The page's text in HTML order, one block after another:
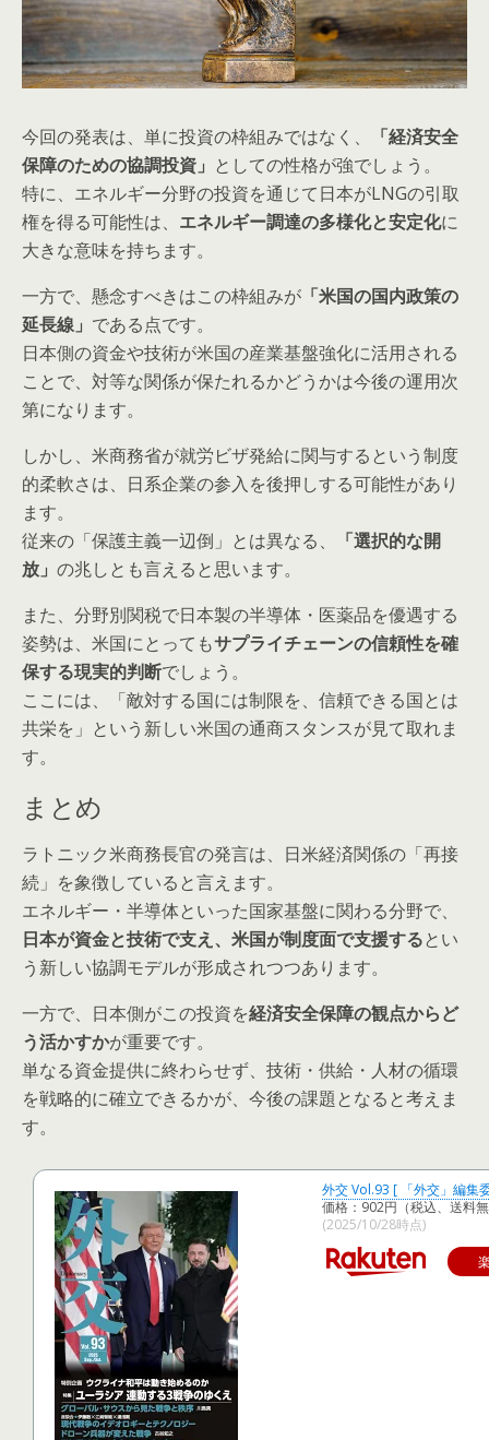
今回の発表は、単に投資の枠組みではなく、
「経済安全
保障のための協調投資」 としての性格が強でしょう。
特に、エネルギー分野の投資を通じて日本がLNGの引取
権を得る可能性は、 エネルギー調達の多様化と安定化に
大きな意味を持ちます。
一方で、懸念すべきはこの枠組みが 「米国の国内政策の
延長線」 である点です。
日本側の資金や技術が米国の産業基盤強化に活用される
ことで、対等な関係が保たれるかどうかは今後の運用次
第になります。
しかし、米商務省が就労ビザ発給に関与するという制度
的柔軟さは、日系企業の参入を後押しする可能性があり
ます。
従来の「保護主義一辺倒」とは異なる、
「選択的な開
放」 の兆しとも言えると思います。
また、分野別関税で日本製の半導体・医薬品を優遇する
姿勢は、米国にとってもサプライチェーンの信頼性を確
保する現実的判断でしょう。
ここには、「敵対する国には制限を、信頼できる国とは
共栄を」という新しい米国の通商スタンスが見て取れま
す。
まとめ
ラトニック米商務長官の発言は、日米経済関係の「再接
続」を象徴していると言えます。
エネルギー・半導体といった国家基盤に関わる分野で、
日本が資金と技術で支え、米国が制度面で支援するとい
う新しい協調モデルが形成されつつあります。
一方で、日本側がこの投資を経済安全保障の観点からど
う活かすかが重要です。
単なる資金提供に終わらせず、技術・供給・人材の循環
を戦略的に確立できるかが、今後の課題となると考えま
す。
外交 Vol.93 [ 「外交」編集
価格：902円（税込、送料
(2025/10/28時点)